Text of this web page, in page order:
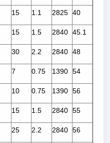
15 1.1 2825 40
15 1.5 2840 45.1
30 2.2 2840 48
7 0.75 1390 54
10 0.75 1390 56
15 1.5 2840 55
25 2.2 2840 56